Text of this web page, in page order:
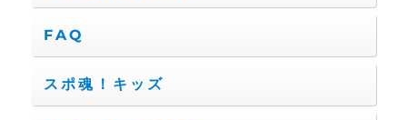
FAQ
スポ魂！キッズ